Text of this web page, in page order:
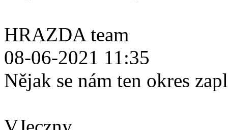
HRAZDA team
08-06-2021 11:35
Nějak se nám ten okres